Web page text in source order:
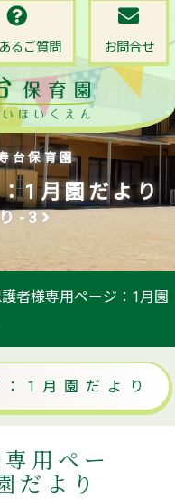
るご質問 お問合せ
台保育園
1月園だより
-3
者様専用ページ：1月園
1月園だより
用ペー
だより